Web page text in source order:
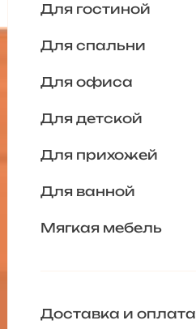
Для гостиной
Для спальни
Для офиса
Для детской
Для прихожей
Для ванной
Мягкая мебель
Доставка и оплата